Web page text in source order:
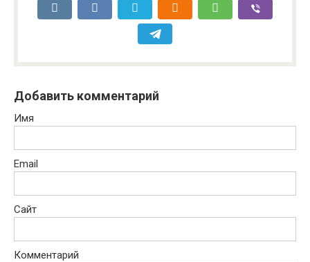
Добавить комментарий
Имя
Email
Сайт
Комментарий